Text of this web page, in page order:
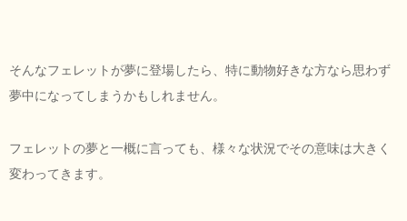
そんなフェレットが夢に登場したら、特に動物好きな方なら思わず
夢中になってしまうかもしれません。
フェレットの夢と一概に言っても、様々な状況でその意味は大きく
変わってきます。